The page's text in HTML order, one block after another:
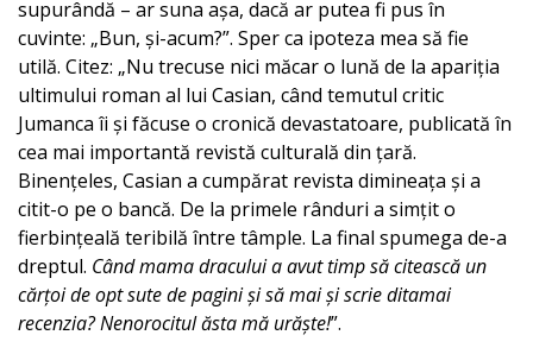
supurândă – ar suna așa, dacă ar putea fi pus în
cuvinte: „Bun, și-acum?”. Sper ca ipoteza mea să fie
utilă. Citez: „Nu trecuse nici măcar o lună de la apariția
ultimului roman al lui Casian, când temutul critic
Jumanca îi și făcuse o cronică devastatoare, publicată în
cea mai importantă revistă culturală din țară.
Binențeles, Casian a cumpărat revista dimineața și a
citit-o pe o bancă. De la primele rânduri a simțit o
fierbințeală teribilă între tâmple. La final spumega de-a
dreptul. Când mama dracului a avut timp să citească un
cărțoi de opt sute de pagini și să mai și scrie ditamai
recenzia? Nenorocitul ăsta mă urăște!”.